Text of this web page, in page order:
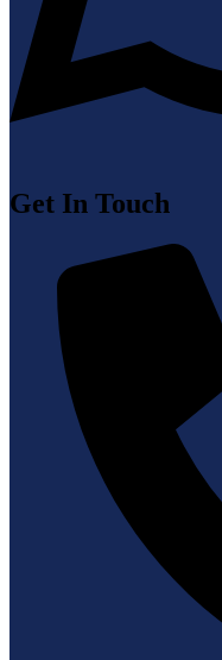
Get In Touch